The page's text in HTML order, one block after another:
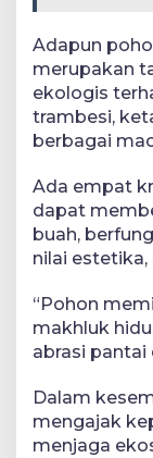
Adapun
merupakan
ekologis
trambesi,
berbagai
Ada empat
dapat
buah,
nilai
“Pohon
makhluk
abrasi pantai
Dalam
mengajak
menjaga